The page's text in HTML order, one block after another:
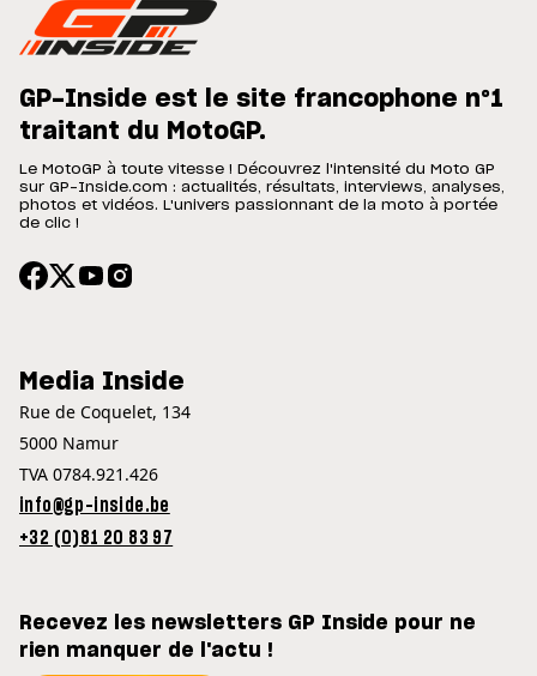
GP-Inside est le site francophone n°1
traitant du MotoGP.
Le MotoGP à toute vitesse ! Découvrez l'intensité du Moto GP
sur GP-Inside.com : actualités, résultats, interviews, analyses,
photos et vidéos. L'univers passionnant de la moto à portée
de clic !
Media Inside
Rue de Coquelet, 134
5000 Namur
TVA 0784.921.426
info@gp-inside.be
+32 (0)81 20 83 97
Recevez les newsletters GP Inside pour ne
rien manquer de l'actu !